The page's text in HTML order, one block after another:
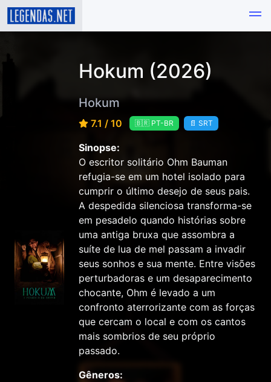
Hokum (2026)
Hokum
7.1 / 10 🇧🇷 PT-BR 📄 SRT
Sinopse:
O escritor solitário Ohm Bauman
refugia-se em um hotel isolado para
cumprir o último desejo de seus pais.
A despedida silenciosa transforma-se
em pesadelo quando histórias sobre
uma antiga bruxa que assombra a
suíte de lua de mel passam a invadir
seus sonhos e sua mente. Entre visões
perturbadoras e um desaparecimento
chocante, Ohm é levado a um
confronto aterrorizante com as forças
que cercam o local e com os cantos
mais sombrios de seu próprio
passado.
Gêneros: